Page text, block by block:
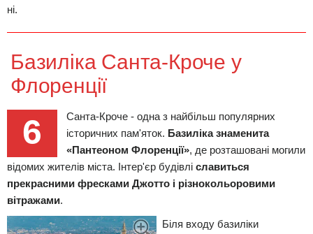
ні.
Базиліка Санта-Кроче у
Флоренції
6
Санта-Кроче - одна з найбільш популярних
історичних пам'яток. Базиліка знаменита
«Пантеоном Флоренції», де розташовані могили
відомих жителів міста. Інтер'єр будівлі славиться
прекрасними фресками Джотто і різнокольоровими
вітражами.
Біля входу базиліки